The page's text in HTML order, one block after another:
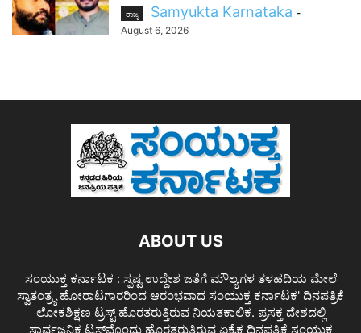
ರಾಜ್ಯ Samyukta Karnataka -
August 6, 2026
ABOUT US
ಸಂಯುಕ್ತ ಕರ್ನಾಟಕ : ಸ್ಪಷ್ಟ ಉದ್ದೇಶ ಜತೆಗೆ ಮೌಲ್ಯಗಳ ತಳಹದಿಯ ಮೇಲೆ
ಸ್ವಾತಂತ್ರ್ಯ ಹೋರಾಟಗಾರರಿಂದ ಆರಂಭವಾದ ಸಂಯುಕ್ತ ಕರ್ನಾಟಕ' ದಿನಪತ್ರಿಕೆ
ಲೋಕಶಿಕ್ಷಣ ಟ್ರಸ್ಟ್ ಹೊರತರುತ್ತಿರುವ ನಿಯತಕಾಲಿಕ. ಪ್ರಸಕ್ತ ದೇಶದಲ್ಲಿ
ಸಾರ್ವಜನಿಕ ಟ್ರಸ್ಟ್‌ವೊಂದು ಹೊರತರುತ್ತಿರುವ ಏಕೈಕ ದಿನಪತ್ರಿಕೆ ಸಂಯುಕ್ತ